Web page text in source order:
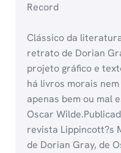
Record
Clássico da
retrato de Dorian
projeto gráfico e
há livros morais
apenas bem ou mal
Oscar
revista Lippincott?s
de Dorian Gray, de